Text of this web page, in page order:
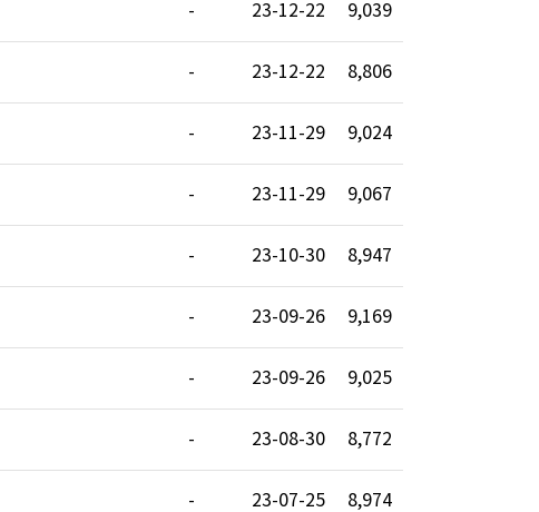
- 23-12-22 9,039
- 23-12-22 8,806
- 23-11-29 9,024
- 23-11-29 9,067
- 23-10-30 8,947
- 23-09-26 9,169
- 23-09-26 9,025
- 23-08-30 8,772
- 23-07-25 8,974